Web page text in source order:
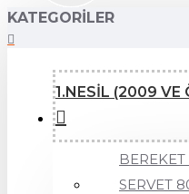
KATEGORILER
1.NESİL (2009 VE
SERVET